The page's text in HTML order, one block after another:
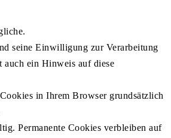
seine Einwilligung zur Verarbeitung
auch ein Hinweis auf diese
in Ihrem Browser grundsätzlich
Permanente Cookies verbleiben auf